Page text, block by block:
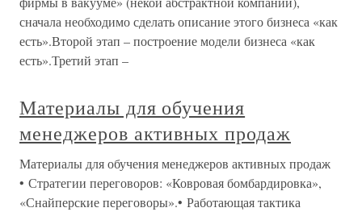
сначала необходимо сделать описание этого бизнеса «как
есть».Второй этап – построение модели бизнеса «как
есть».Третий этап –
Материалы для обучения
менеджеров активных продаж
Материалы для обучения менеджеров активных продаж
• Стратегии переговоров: «Ковровая бомбардировка»,
«Снайперские переговоры».• Работающая тактика